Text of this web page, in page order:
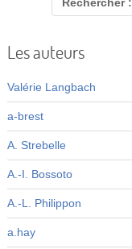
Les auteurs
Valérie Langbach
a-brest
A. Strebelle
A.-I. Bossoto
A.-L. Philippon
a.hay